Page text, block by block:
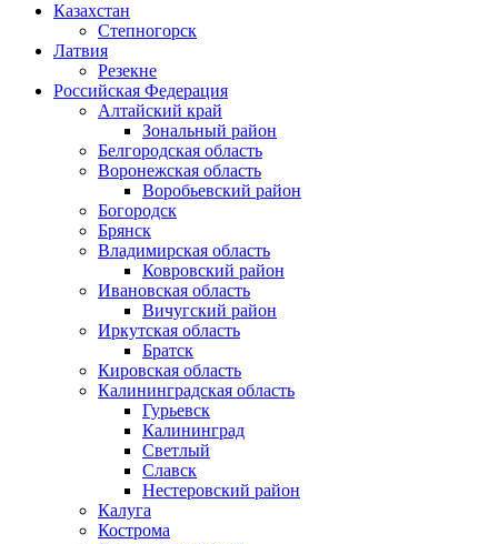
Казахстан
Степногорск
Латвия
Резекне
Российская Федерация
Алтайский край
Зональный район
Белгородская область
Воронежская область
Воробьевский район
Богородск
Брянск
Владимирская область
Ковровский район
Ивановская область
Вичугский район
Иркутская область
Братск
Кировская область
Калининградская область
Гурьевск
Калининград
Светлый
Славск
Нестеровский район
Калуга
Кострома